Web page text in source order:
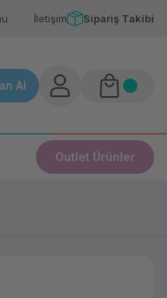
İletişim Sipariş Takibi
Al
Outlet Ürünler